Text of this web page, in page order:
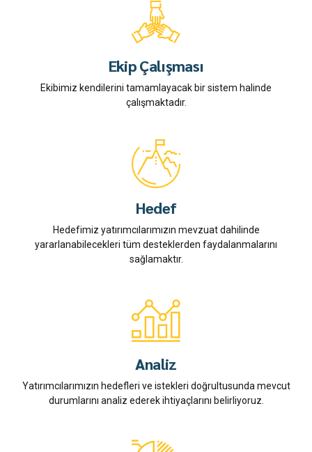
Ekip Çalışması
Ekibimiz kendilerini tamamlayacak bir sistem halinde
çalışmaktadır.
Hedef
Hedefimiz yatırımcılarımızın mevzuat dahilinde
yararlanabilecekleri tüm desteklerden faydalanmalarını
sağlamaktır.
Analiz
Yatırımcılarımızın hedefleri ve istekleri doğrultusunda mevcut
durumlarını analiz ederek ihtiyaçlarını belirliyoruz.